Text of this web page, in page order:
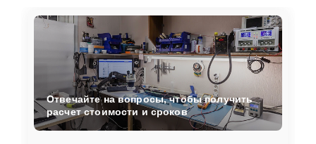
Отвечайте на вопросы, чтобы получить
расчет стоимости и сроков